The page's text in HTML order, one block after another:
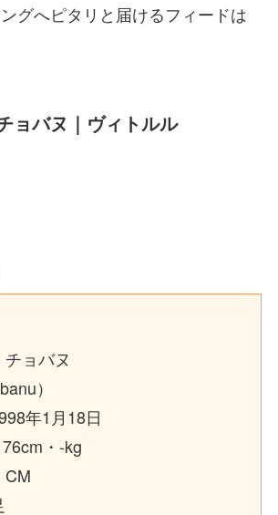
グへピタリと届けるフィードは
ョバヌ｜ヴィトルル
ョバヌ
）
年1月18日
・-kg
CM